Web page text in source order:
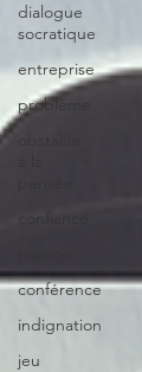
dialogue
socratique
entreprise
problème
conférence
indignation
jeu